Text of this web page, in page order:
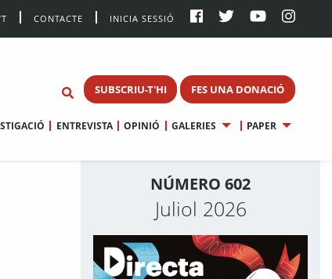
CONTACTE INICIA SESSIÓ
SUBSCRIU-T'HI FES UNA DONACIÓ
ENTREVISTA OPINIÓ GALERIES PAPER
NÚMERO 602
Juliol 2026